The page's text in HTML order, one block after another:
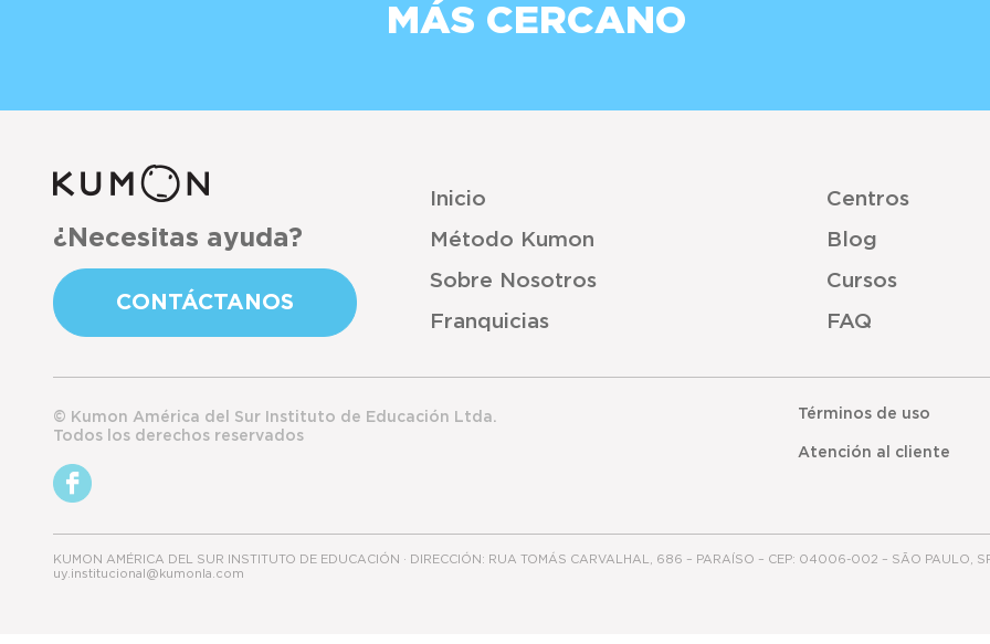
MÁS CERCANO
¿Necesitas ayuda?
CONTÁCTANOS
Inicio Centros
Método Kumon
Blog
Sobre Nosotros
Cursos
Franquicias
FAQ
© Kumon América del Sur Instituto de Educación Ltda.
Todos los derechos reservados
Términos de uso
Atención al cliente
KUMON AMÉRICA DEL SUR INSTITUTO DE EDUCACIÓN · DIRECCIÓN: RUA TOMÁS CARVALHAL, 686 – PARAÍSO – CEP: 04006-002 – SÃO PAULO,
uy.institucional@kumonla.com